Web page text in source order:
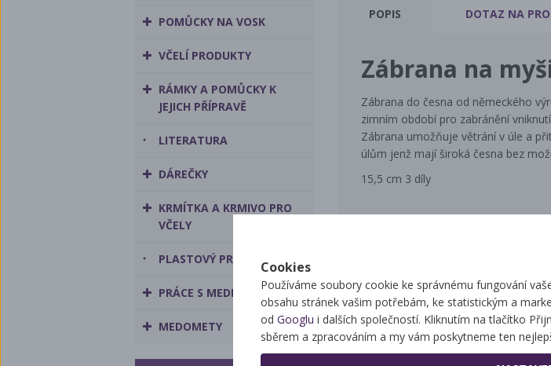
POMŮCKY NA VOSK
VČELÍ PRODUKTY
RÁMKY A POMŮCKY K
JEJICH PŘÍPRAVĚ
LITERATURA
DÁREČKY
KRMÍTKA A KRMIVO PRO
VČELY
PLASTOVÝ PROGRAM
PRÁCE S MEDEM
MEDOMETY
POPIS DOTAZ NA
Zábrana na
Zábrana do česna od německého
zimním období pro zabránění
Zábrana umožňuje větrání v úle a
úlům jenž mají široká česna bez
15,5 cm 3 díly
Zábrana do česna
Cookies
Používáme soubory cookie ke správnému fungování
obsahu stránek vašim potřebám, ke statistickým a
od Googlu i dalších společností. Kliknutím na tlačítko
sběrem a zpracováním a my vám poskytneme ten